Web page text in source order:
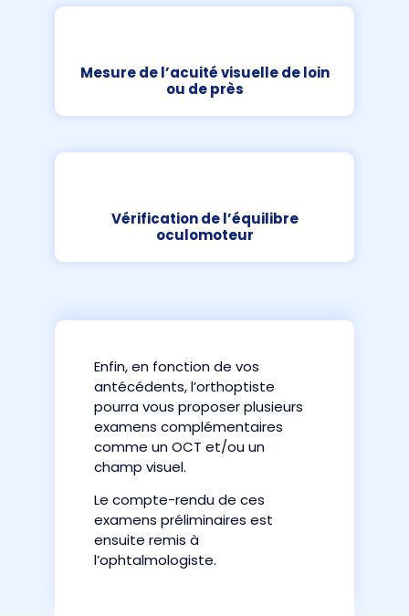
Mesure de l’acuité visuelle de loin
ou de près
Vérification de l’équilibre
oculomoteur
Enfin, en fonction de vos
antécédents, l’orthoptiste
pourra vous proposer plusieurs
examens complémentaires
comme un OCT et/ou un
champ visuel.
Le compte-rendu de ces
examens préliminaires est
ensuite remis à
l’ophtalmologiste.